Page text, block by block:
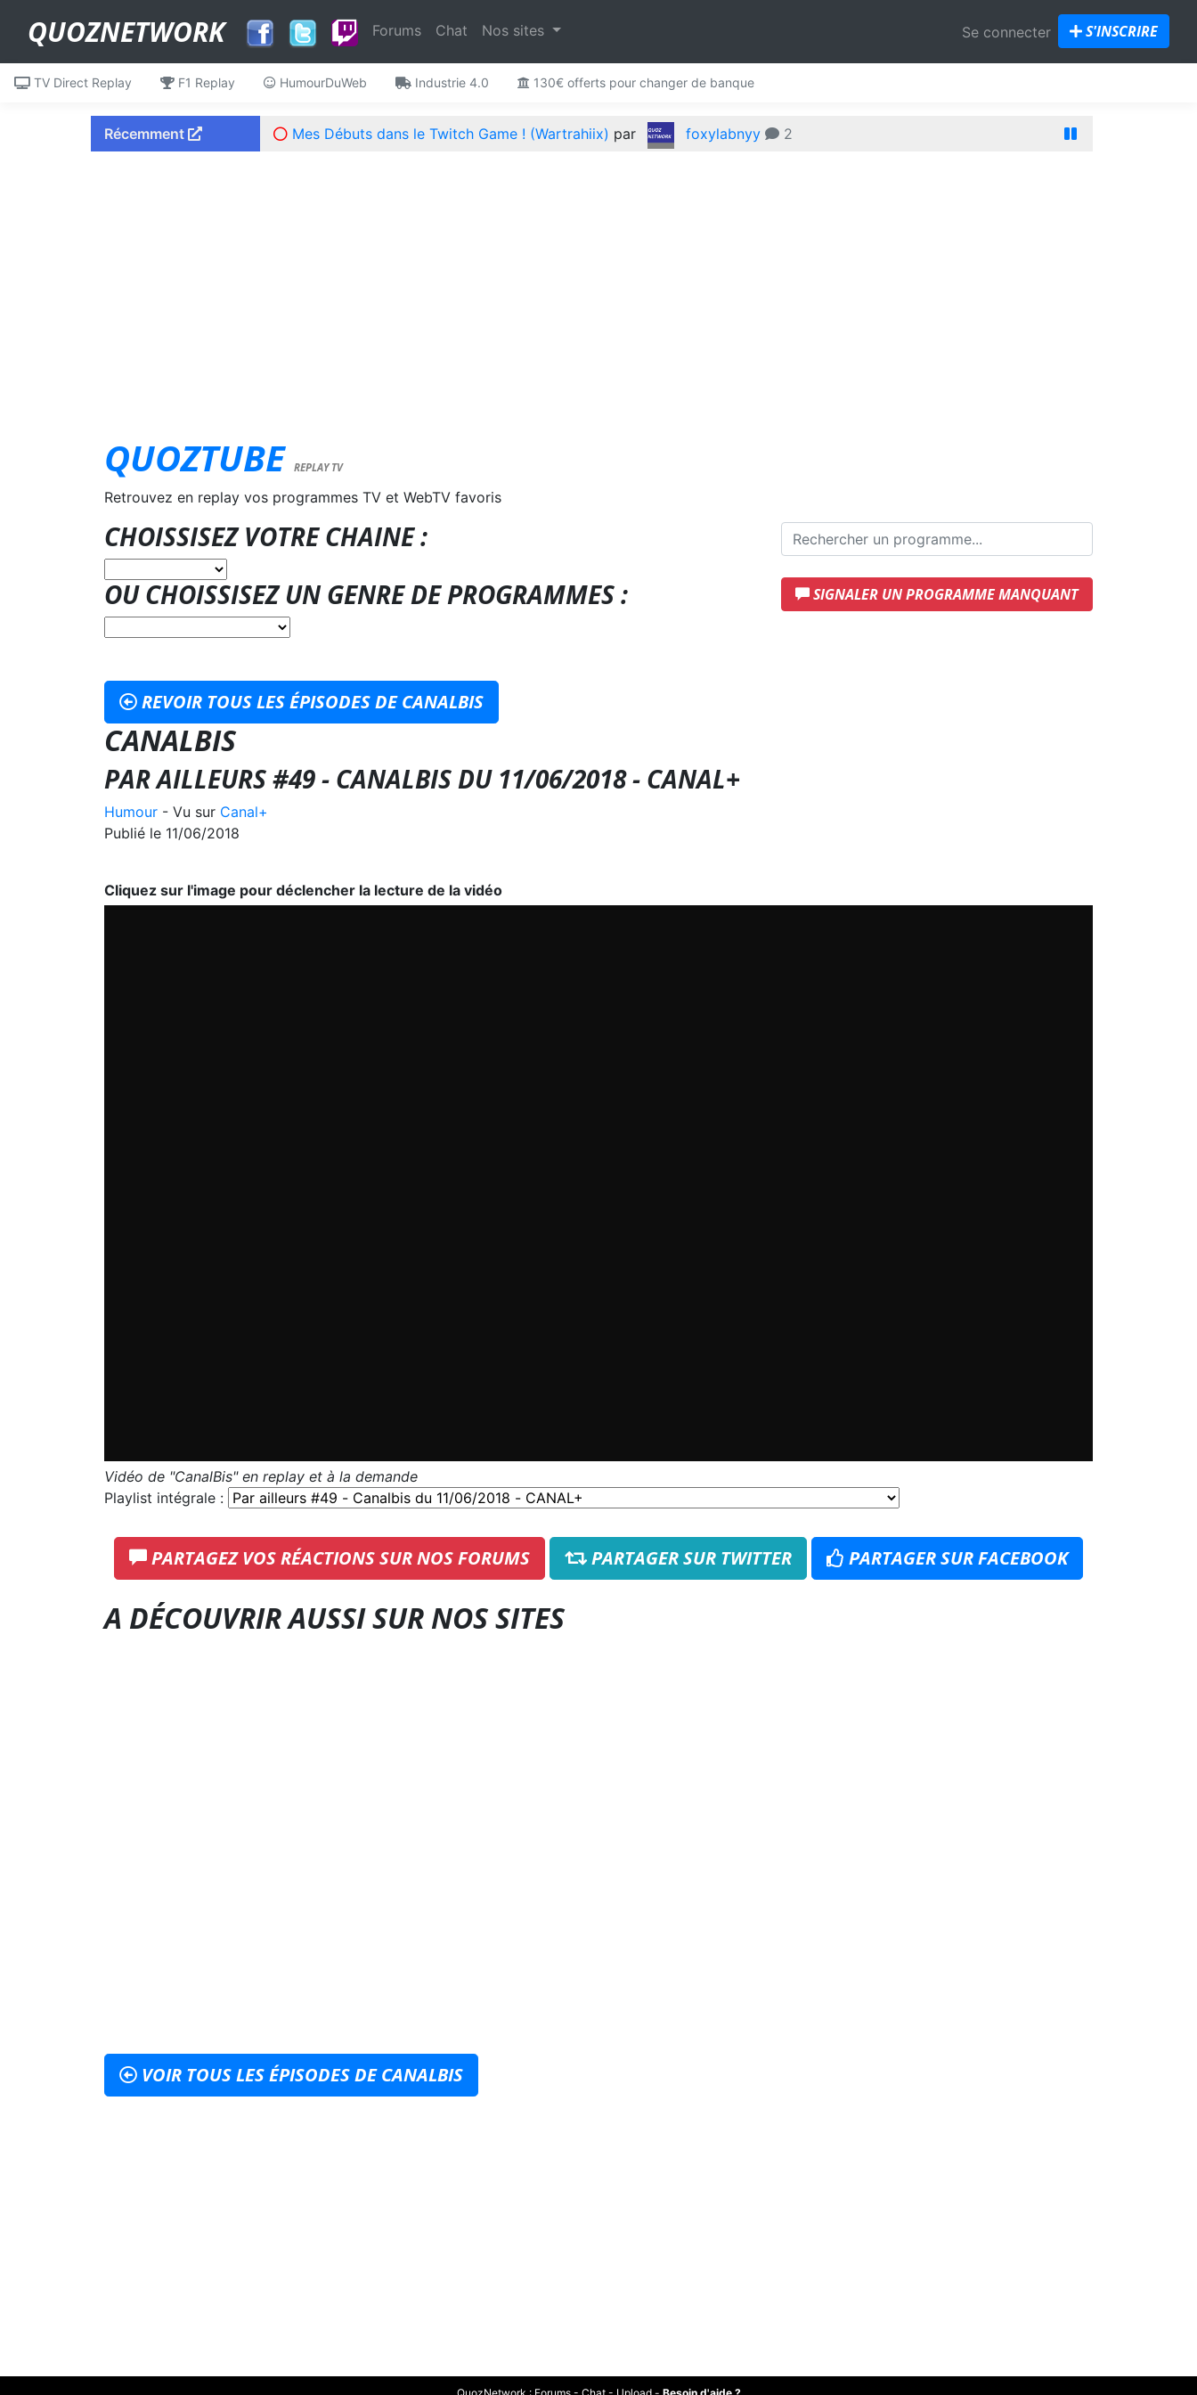
QUOZNETWORK Forums Chat Nos sites Se connecter S'INSCRIRE
TV Direct Replay F1 Replay HumourDuWeb Industrie 4.0 130€ offerts pour changer de banque
Récemment Mes Débuts dans le Twitch Game ! (Wartrahiix) par foxylabnyy 2
QUOZTUBE REPLAY TV
Retrouvez en replay vos programmes TV et WebTV favoris
CHOISSISEZ VOTRE CHAINE :
OU CHOISSISEZ UN GENRE DE PROGRAMMES :
SIGNALER UN PROGRAMME MANQUANT
REVOIR TOUS LES ÉPISODES DE CANALBIS
CANALBIS
PAR AILLEURS #49 - CANALBIS DU 11/06/2018 - CANAL+
Humour - Vu sur Canal+
Publié le 11/06/2018
Cliquez sur l'image pour déclencher la lecture de la vidéo
Vidéo de "CanalBis" en replay et à la demande
Playlist intégrale :
PARTAGEZ VOS RÉACTIONS SUR NOS FORUMS PARTAGER SUR TWITTER PARTAGER SUR FACEBOOK
A DÉCOUVRIR AUSSI SUR NOS SITES
VOIR TOUS LES ÉPISODES DE CANALBIS